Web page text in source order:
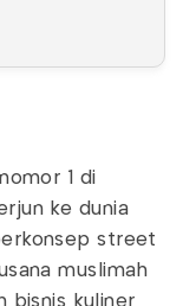
1 di
ke dunia
street
muslimah
bisnis kuliner